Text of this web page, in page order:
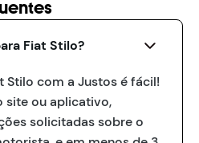
Fiat Stilo?
Stilo com a Justos é fácil!
site ou aplicativo,
solicitadas sobre o